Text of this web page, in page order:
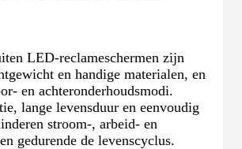
LED-reclameschermen zijn
en handige materialen, en
en achteronderhoudsmodi.
lange levensduur en eenvoudig
stroom-, arbeid- en
gedurende de levenscyclus.